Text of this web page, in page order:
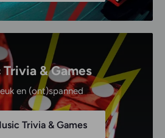
Trivia & Games
en (ont)spanned
Trivia & Games